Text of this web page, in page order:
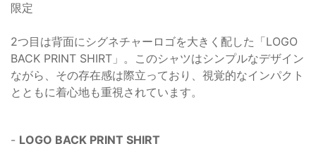
限定
2つ目は背面にシグネチャーロゴを大きく配した「LOGO
BACK PRINT SHIRT」。このシャツはシンプルなデザイン
ながら、その存在感は際立っており、視覚的なインパクト
とともに着心地も重視されています。
- LOGO BACK PRINT SHIRT